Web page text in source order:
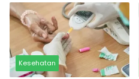
Kesehatan